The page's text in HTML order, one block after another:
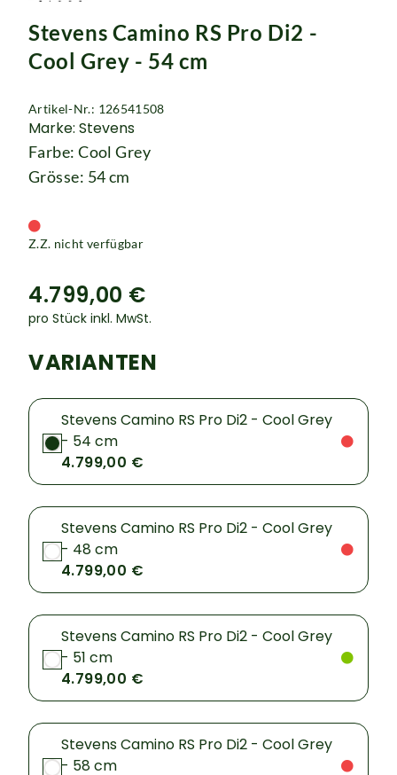
Rucksäcke
Schlösser
Stevens Camino RS Pro Di2 -
Cool Grey - 54 cm
Artikel-Nr.: 126541508
Marke: Stevens
Farbe: Cool Grey
Grösse: 54 cm
Z.Z. nicht verfügbar
4.799,00 €
pro Stück inkl. MwSt.
VARIANTEN
Stevens Camino RS Pro Di2 - Cool Grey
- 54 cm
4.799,00 €
Stevens Camino RS Pro Di2 - Cool Grey
- 48 cm
4.799,00 €
Stevens Camino RS Pro Di2 - Cool Grey
- 51 cm
4.799,00 €
Stevens Camino RS Pro Di2 - Cool Grey
- 58 cm